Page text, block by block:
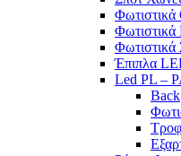
Φωτιστικά
Φωτιστικά
Φωτιστικά
Έπιπλα
Led PL –
Back